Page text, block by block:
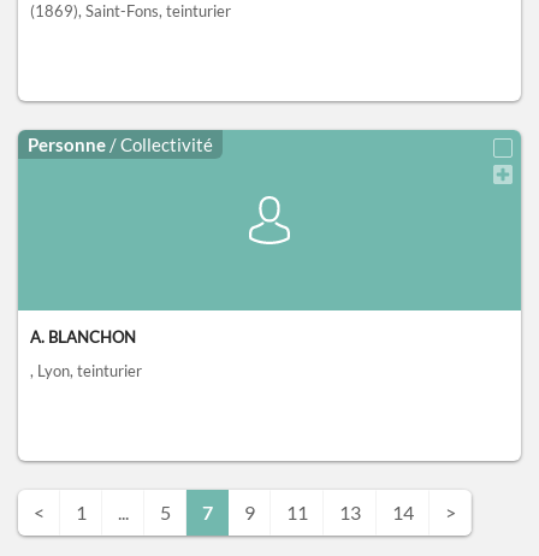
(1869), Saint-Fons, teinturier
Personne / Collectivité
A. BLANCHON
, Lyon, teinturier
< 1 ... 5 7 9 11 13 14 >